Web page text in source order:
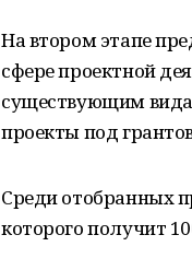
На втором этапе
сфере проектной
существующим
проекты под
Среди отобранных
которого получит